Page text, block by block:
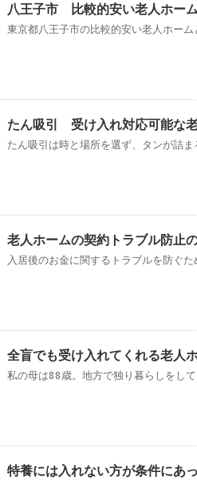
八王子市 比較的安い老人ホー
東京都八王子市の比較的安い老人ホー
たん吸引 受け入れ対応可能な
たん吸引は時と場所を選ず、タンが詰
老人ホームの契約トラブル防止
入居後のお金に関するトラブルを防ぐ
全盲でも受け入れてくれる老人
私の母は88歳。地方で独り暮らしをし
特養には入れない方が条件にあ